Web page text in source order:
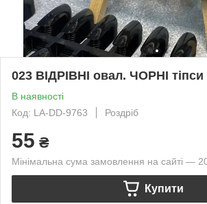
023 ВІДРІВНІ овал. ЧОРНІ
В наявності
Код: LA-DD-9763
Роздріб
55 ₴
Мінімальна сума замовлення на сайті —
Купити